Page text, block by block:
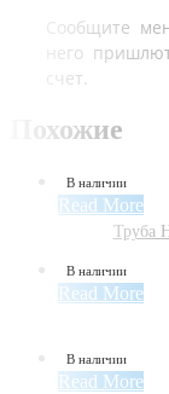
Сообщите
него
счет.
Похожие
В наличии
Read More
Труба
В наличии
Read More
В наличии
Read More